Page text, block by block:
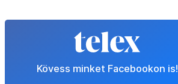
Kövess minket Facebookon is!